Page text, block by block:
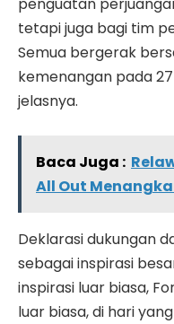
penguatan
tetapi juga bagi tim
Semua bergerak
kemenangan pada
jelasnya.
Baca Juga :
All Out
Deklarasi dukungan
sebagai inspirasi
inspirasi luar biasa,
luar biasa, di hari